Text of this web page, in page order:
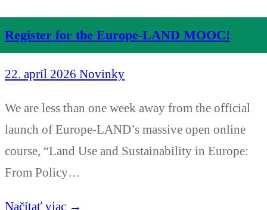
Register for the Europe-LAND MOOC!
22. apríl 2026 Novinky
We are less than one week away from the official
launch of Europe-LAND’s massive open online
course, “Land Use and Sustainability in Europe:
From Policy…
Načítať viac →